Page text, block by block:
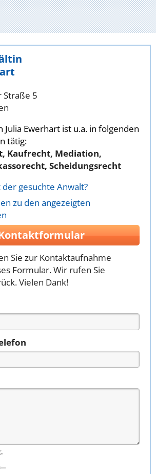
5
Julia Ewerhart ist u.a. in folgenden
tätig:
Kaufrecht, Mediation,
Scheidungsrecht
der gesuchte Anwalt?
zu den angezeigten
Sie zur Kontaktaufnahme
Formular. Wir rufen Sie
Vielen Dank!